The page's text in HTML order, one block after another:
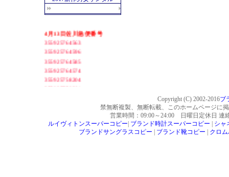
Copyright (C) 2002-2016ブ
禁無断複製、無断転載、このホームページに
営業時間：09:00～24:00 日曜日定休日 連
ルイヴィトンスーパーコピー ブランド時計スーパーコピー
シャ
ブランドサングラスコピー
ブランド靴コピー クロ